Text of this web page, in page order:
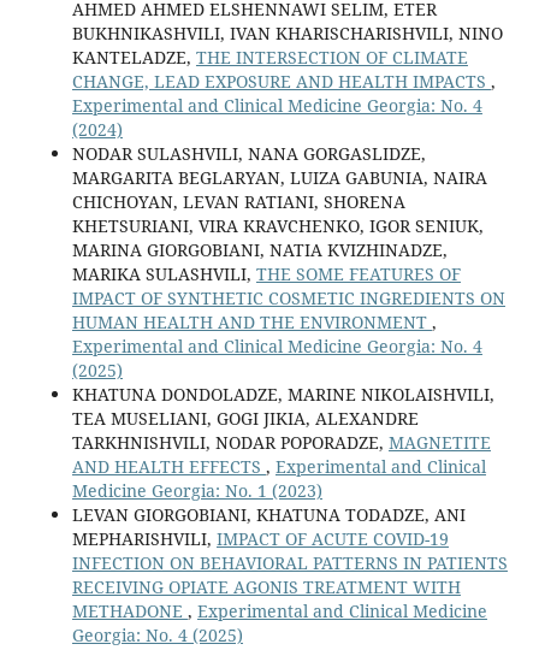
AHMED AHMED ELSHENNAWI SELIM, ETER
BUKHNIKASHVILI, IVAN KHARISCHARISHVILI, NINO
KANTELADZE, THE INTERSECTION OF CLIMATE
CHANGE, LEAD EXPOSURE AND HEALTH IMPACTS ,
Experimental and Clinical Medicine Georgia: No. 4
(2024)
NODAR SULASHVILI, NANA GORGASLIDZE,
MARGARITA BEGLARYAN, LUIZA GABUNIA, NAIRA
CHICHOYAN, LEVAN RATIANI, SHORENA
KHETSURIANI, VIRA KRAVCHENKO, IGOR SENIUK,
MARINA GIORGOBIANI, NATIA KVIZHINADZE,
MARIKA SULASHVILI, THE SOME FEATURES OF
IMPACT OF SYNTHETIC COSMETIC INGREDIENTS ON
HUMAN HEALTH AND THE ENVIRONMENT ,
Experimental and Clinical Medicine Georgia: No. 4
(2025)
KHATUNA DONDOLADZE, MARINE NIKOLAISHVILI,
TEA MUSELIANI, GOGI JIKIA, ALEXANDRE
TARKHNISHVILI, NODAR POPORADZE, MAGNETITE
AND HEALTH EFFECTS , Experimental and Clinical
Medicine Georgia: No. 1 (2023)
LEVAN GIORGOBIANI, KHATUNA TODADZE, ANI
MEPHARISHVILI, IMPACT OF ACUTE COVID-19
INFECTION ON BEHAVIORAL PATTERNS IN PATIENTS
RECEIVING OPIATE AGONIS TREATMENT WITH
METHADONE , Experimental and Clinical Medicine
Georgia: No. 4 (2025)